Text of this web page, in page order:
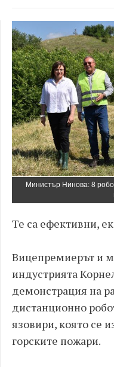
Министър Нинова: 8
Те са ефективни,
Вицепремиерът и
индустрията
демонстрация на
дистанционно
язовири, която се
горските пожари.